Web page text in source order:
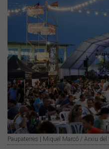
Paupaterres | Miquel Marcó / Arxiu del